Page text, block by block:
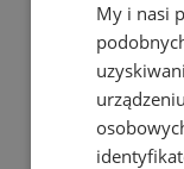
My i nasi